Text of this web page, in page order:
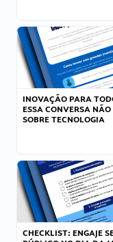
INOVAÇÃO PARA
ESSA CONVERSA NÃO
SOBRE TECNOLOGIA
CHECKLIST: ENGAJE